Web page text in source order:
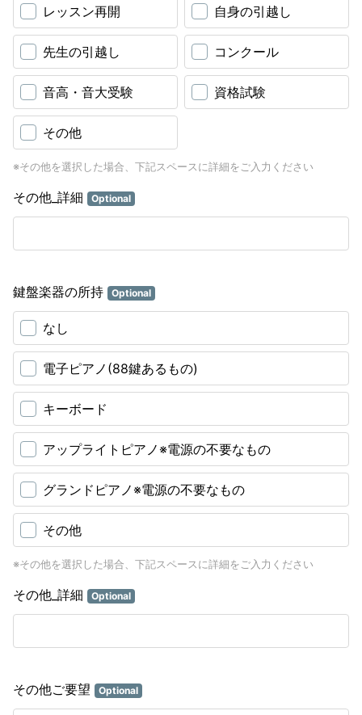
レッスン再開 自身の引越し
先生の引越し コンクール
音高・音大受験 資格試験
その他
※その他を選択した場合、下記スペースに詳細をご入力ください
その他_詳細 Optional
鍵盤楽器の所持 Optional
なし
電子ピアノ(88鍵あるもの)
キーボード
アップライトピアノ※電源の不要なもの
グランドピアノ※電源の不要なもの
その他
※その他を選択した場合、下記スペースに詳細をご入力ください
その他_詳細 Optional
その他ご要望 Optional